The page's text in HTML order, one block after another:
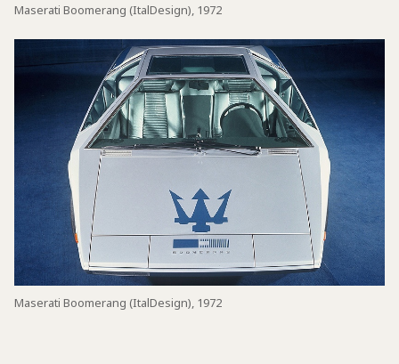
Maserati Boomerang (ItalDesign), 1972
Maserati Boomerang (ItalDesign), 1972